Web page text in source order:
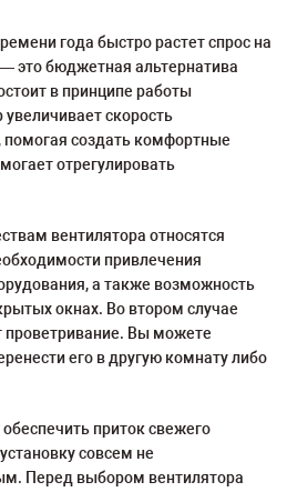
года быстро растет спрос на
это бюджетная альтернатива
в принципе работы
скорость
создать комфортные
отрегулировать
вентилятора относятся
привлечения
а также возможность
окнах. Во втором случае
проветривание. Вы можете
его в другую комнату либо
приток свежего
совсем не
Перед выбором вентилятора